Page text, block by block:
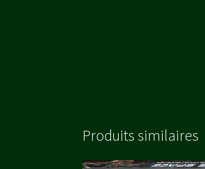
Produits similaires